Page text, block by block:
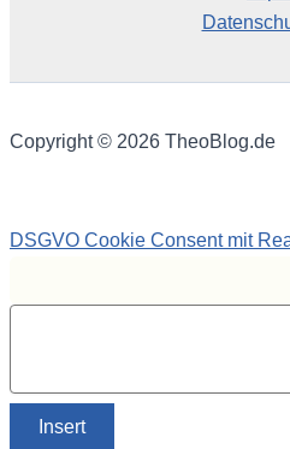
Copyright © 2026 TheoBlog.de
DSGVO Cookie Consent mit
Insert